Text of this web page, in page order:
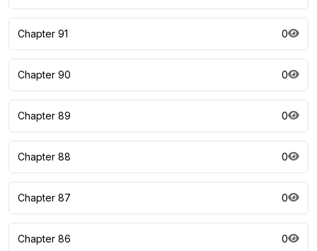
Chapter 91 0
Chapter 90 0
Chapter 89 0
Chapter 88 0
Chapter 87 0
Chapter 86 0